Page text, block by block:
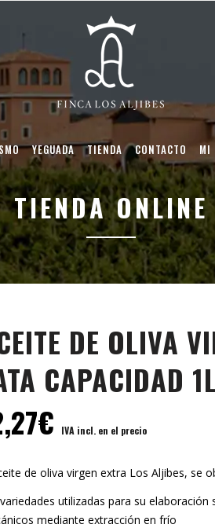
YEGUADA TIENDA CONTACTO MI
TIENDA ONLINE
DE OLIVA
CAPACIDAD 1L
€ IVA incl. en el precio
de oliva virgen extra Los Aljibes, se
utilizadas para su
mediante extracción en frío